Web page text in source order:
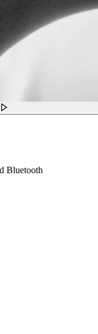
Bluetooth